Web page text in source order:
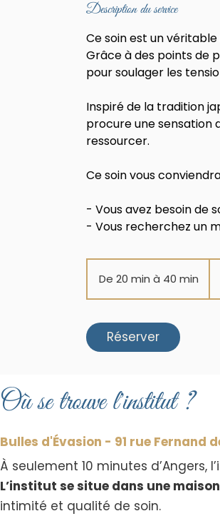
Description du service
Ce soin est un
Grâce à des points de
pour soulager les
Inspiré de la tradition
procure une sensation
ressourcer.
Ce soin vous
- Vous avez besoin de
- Vous recherchez un
De 20 min à 40 min
e
m
n
Réserver
À seulement 10 minutes d’Angers,
L’institut se situe dans une maison
intimité et qualité de soin.
Bulles d'Évasion - 91 rue Fernand
Où se trouve l'institut ?